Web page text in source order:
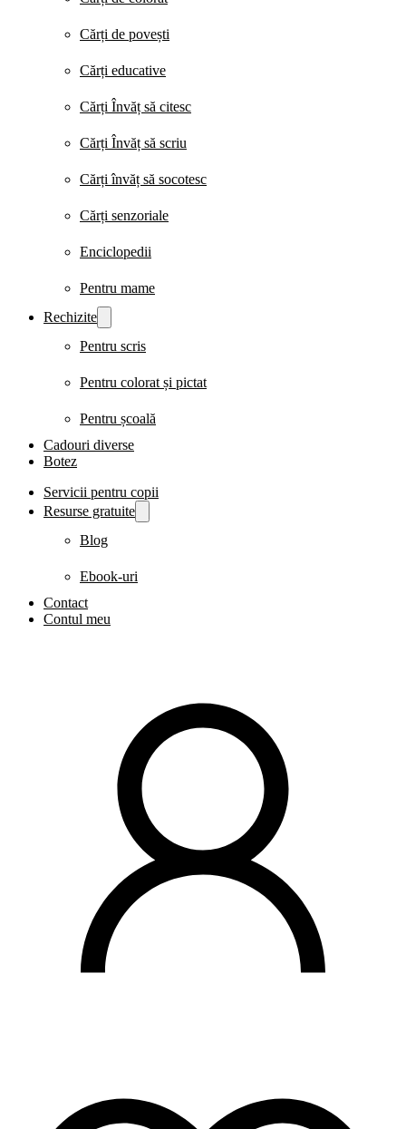
Cărți de povești
Cărți educative
Cărți Învăț să citesc
Cărți Învăț să scriu
Cărți învăț să socotesc
Cărți senzoriale
Enciclopedii
Pentru mame
Rechizite
Pentru scris
Pentru colorat și pictat
Pentru școală
Cadouri diverse
Botez
Servicii pentru copii
Resurse gratuite
Blog
Ebook-uri
Contact
Contul meu